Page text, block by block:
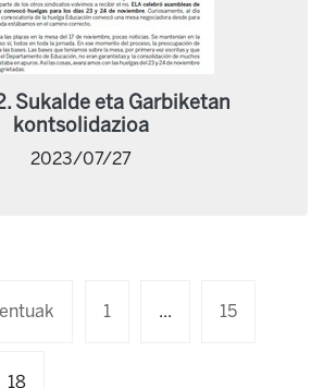
Sukalde eta Garbiketan
kontsolidazioa
2023/07/27
1 ... 15
18